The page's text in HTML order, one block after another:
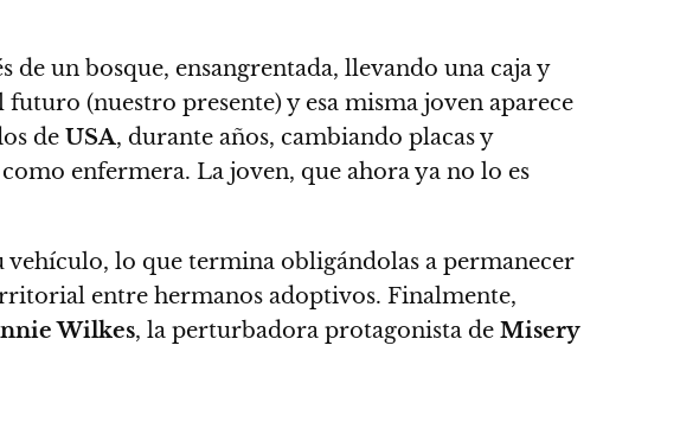
un bosque, ensangrentada, llevando una caja y
futuro (nuestro presente) y esa misma joven aparece
de USA, durante años, cambiando placas y
enfermera. La joven, que ahora ya no lo es
vehículo, lo que termina obligándolas a permanecer
entre hermanos adoptivos. Finalmente,
Wilkes, la perturbadora protagonista de Misery